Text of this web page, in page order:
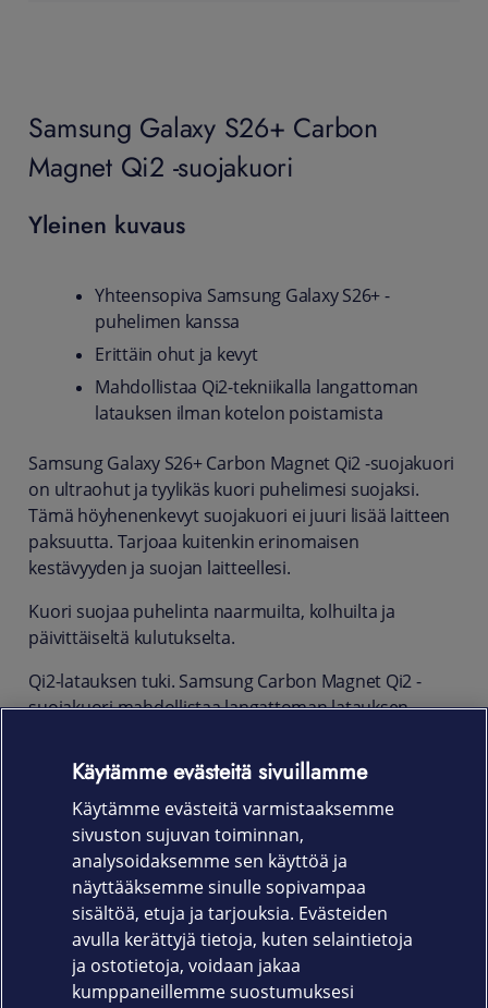
Samsung Galaxy S26+ Carbon
Magnet Qi2 -suojakuori
Yleinen kuvaus
Yhteensopiva Samsung Galaxy S26+ -
puhelimen kanssa
Erittäin ohut ja kevyt
Mahdollistaa Qi2-tekniikalla langattoman
latauksen ilman kotelon poistamista
Samsung Galaxy S26+ Carbon Magnet Qi2 -suojakuori
on ultraohut ja tyylikäs kuori puhelimesi suojaksi.
Tämä höyhenenkevyt suojakuori ei juuri lisää laitteen
paksuutta. Tarjoaa kuitenkin erinomaisen
kestävyyden ja suojan laitteellesi.
Kuori suojaa puhelinta naarmuilta, kolhuilta ja
päivittäiseltä kulutukselta.
Qi2-latauksen tuki. Samsung Carbon Magnet Qi2 -
suojakuori mahdollistaa langattoman latauksen
käyttömukavuutta ja tekee lataamisesta vaivatonta,
sillä voit ladata puhelimesi nopeasti ja helposti
suojakuoren kanssa.
Tuotekoodi
EF-KS947SNEGWW
Käytämme evästeitä sivuillamme
Käytämme evästeitä varmistaaksemme
sivuston sujuvan toiminnan,
analysoidaksemme sen käyttöä ja
näyttääksemme sinulle sopivampaa
sisältöä, etuja ja tarjouksia. Evästeiden
avulla kerättyjä tietoja, kuten selaintietoja
ja ostotietoja, voidaan jakaa
kumppaneillemme suostumuksesi